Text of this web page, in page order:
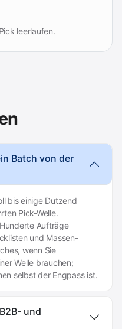
leerlaufen.
Batch von der
bis einige Dutzend
Pick-Welle.
Aufträge
und Massen-
wenn Sie
Welle brauchen;
selbst der Engpass ist.
und